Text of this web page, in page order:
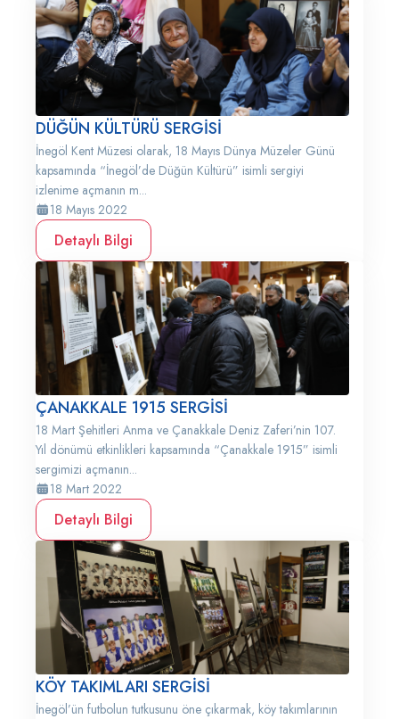
DÜĞÜN KÜLTÜRÜ SERGİSİ
İnegöl Kent Müzesi olarak, 18 Mayıs Dünya Müzeler Günü
kapsamında “İnegöl’de Düğün Kültürü” isimli sergiyi
izlenime açmanın m...
18 Mayıs 2022
Detaylı Bilgi
ÇANAKKALE 1915 SERGİSİ
18 Mart Şehitleri Anma ve Çanakkale Deniz Zaferi’nin 107.
Yıl dönümü etkinlikleri kapsamında “Çanakkale 1915” isimli
sergimizi açmanın...
18 Mart 2022
Detaylı Bilgi
KÖY TAKIMLARI SERGİSİ
İnegöl’ün futbolun tutkusunu öne çıkarmak, köy takımlarının